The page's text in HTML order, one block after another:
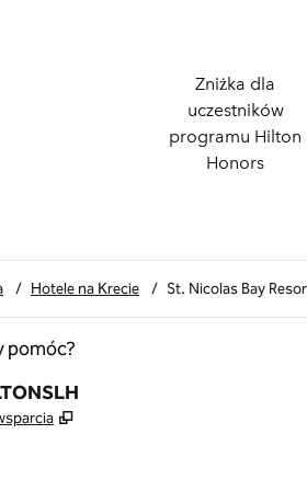
Zniżka dla
uczestników
programu Hilton
Honors
/ Hotele na Krecie / St. Nicolas Bay
pomóc?
,